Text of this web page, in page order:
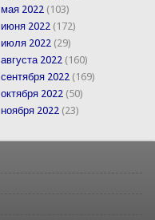
мая 2022 (103)
июня 2022 (172)
июля 2022 (29)
августа 2022 (160)
сентября 2022 (169)
октября 2022 (50)
ноября 2022 (23)